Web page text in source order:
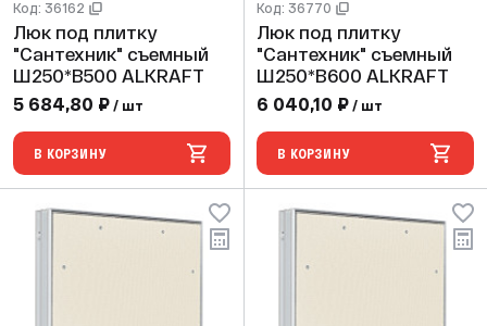
Код: 36162
Люк под плитку
"Сантехник" съемный
Ш250*В500 ALKRAFT
5 684,80 ₽ / шт
В КОРЗИНУ
Код: 36770
Люк под плитку
"Сантехник" съемный
Ш250*В600 ALKRAFT
6 040,10 ₽ / шт
В КОРЗИНУ